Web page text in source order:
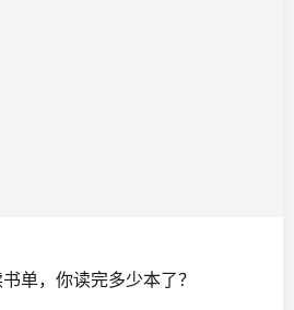
单，你读完多少本了？